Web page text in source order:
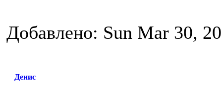
Добавлено: Sun Mar 30,
Денис